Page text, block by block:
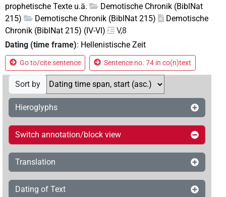
prophetische Texte u.ä.
Demotische Chronik (BiblNat
215)
Demotische Chronik (BiblNat 215)
Demotische
Chronik (BiblNat 215) (IV-VI)
V,8
Dating (time frame): Hellenistische Zeit
Go to/cite sentence Sentence no. 74 in co(n)text
Sort by
Hieroglyphs
Switch annotation/block view
Translation
Dating of Text